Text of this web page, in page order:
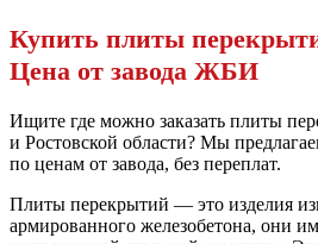
Купить плиты
Цена от завода ЖБИ
Ищите где можно заказать плиты
и Ростовской области? Мы
по ценам от завода, без переплат.
Плиты перекрытий — это изделия
армированного железобетона, они